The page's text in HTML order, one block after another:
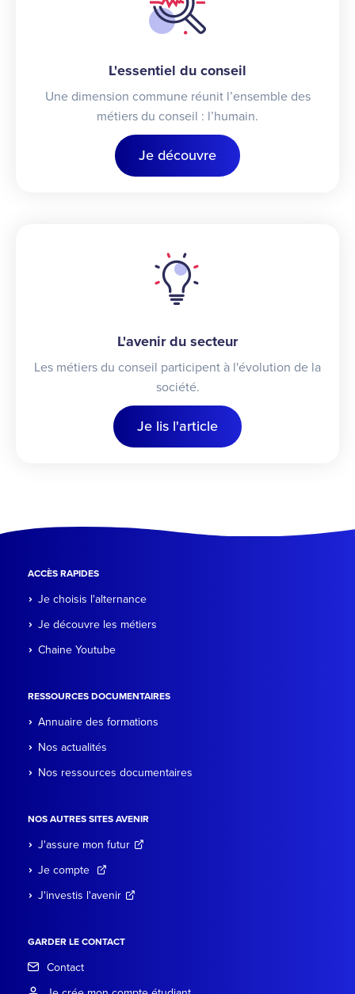
L'essentiel du conseil
Une dimension commune réunit l’ensemble des
métiers du conseil : l’humain.
Je découvre
L'avenir du secteur
Les métiers du conseil participent à l'évolution de la
société.
Je lis l'article
ACCÈS RAPIDES
Je choisis l'alternance
Je découvre les métiers
Chaine Youtube
RESSOURCES DOCUMENTAIRES
Annuaire des formations
Nos actualités
Nos ressources documentaires
NOS AUTRES SITES AVENIR
J'assure mon futur
Je compte
J'investis l'avenir
GARDER LE CONTACT
Contact